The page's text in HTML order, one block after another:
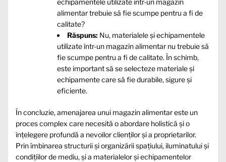
echipamentele utilizate într-un magazin
alimentar trebuie să fie scumpe pentru a fi de
calitate?
Răspuns: Nu, materialele și echipamentele
utilizate într-un magazin alimentar nu trebuie să
fie scumpe pentru a fi de calitate. În schimb,
este important să se selecteze materiale și
echipamente care să fie durabile, sigure și
eficiente.
În concluzie, amenajarea unui magazin alimentar este un
proces complex care necesită o abordare holistică și o
înțelegere profundă a nevoilor clienților și a proprietarilor.
Prin îmbinarea structurii și organizării spațiului, iluminatului și
condițiilor de mediu, și a materialelor și echipamentelor